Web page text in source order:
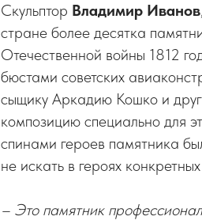
Скульптор Владимир Иванов
стране более десятка
Отечественной войны 1812
бюстами советских
сыщику Аркадию Кошко и
композицию специально для
спинами героев памятника
не искать в героях
– Это памятник